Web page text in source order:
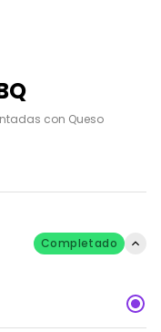
con Queso
Completado